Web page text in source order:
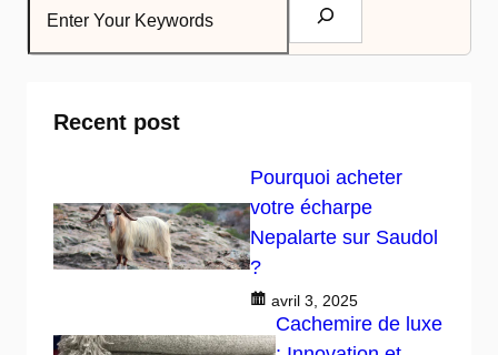
Recent post
Pourquoi acheter
votre écharpe
Nepalarte sur Saudol
?
avril 3, 2025
Cachemire de luxe